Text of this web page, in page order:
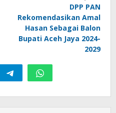
DPP PAN
Rekomendasikan Amal
Hasan Sebagai Balon
Bupati Aceh Jaya 2024-
2029